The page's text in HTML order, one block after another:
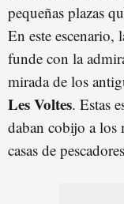
pequeñas plazas
En este escenario,
funde con la
mirada de los
Les Voltes. Estas
daban cobijo a los
casas de